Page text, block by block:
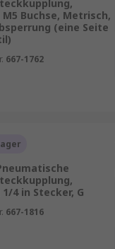
Buchse, Metrisch,
(eine Seite
667-1762
4 in Stecker, G
667-1816